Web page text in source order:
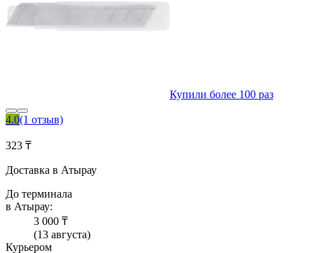
Купили более 100 раз
4.0(1 отзыв)
323 ₸
Доставка в Атырау
До терминала
в Атырау:
3 000 ₸
(13 августа)
Курьером